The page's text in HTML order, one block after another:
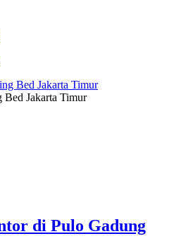
Bed Jakarta Timur
di Pulo Gadung